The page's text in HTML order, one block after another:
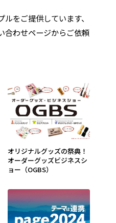
をご提供しています、
合わせページからご依頼
オリジナルグッズの祭典！
オーダーグッズビジネスシ
ョー（OGBS）